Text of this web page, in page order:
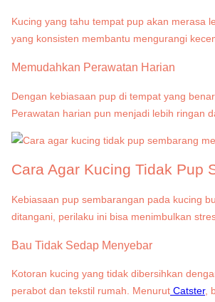
Kucing yang tahu tempat pup akan merasa
yang konsisten membantu mengurangi
Memudahkan Perawatan Harian
Dengan kebiasaan pup di tempat yang
Perawatan harian pun menjadi lebih ringan
Cara Agar Kucing Tidak Pup
Kebiasaan pup sembarangan pada kucing
ditangani, perilaku ini bisa menimbulkan
Bau Tidak Sedap Menyebar
Kotoran kucing yang tidak dibersihkan
perabot dan tekstil rumah. Menurut Catster,